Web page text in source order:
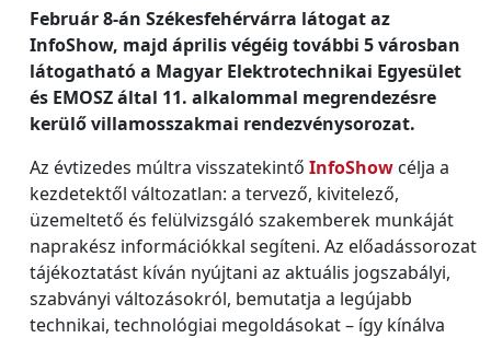
Február 8-án Székesfehérvárra látogat az
InfoShow, majd április végéig további 5 városban
látogatható a Magyar Elektrotechnikai Egyesület
és EMOSZ által 11. alkalommal megrendezésre
kerülő villamosszakmai rendezvénysorozat.
Az évtizedes múltra visszatekintő InfoShow célja a
kezdetektől változatlan: a tervező, kivitelező,
üzemeltető és felülvizsgáló szakemberek munkáját
naprakész információkkal segíteni. Az előadássorozat
tájékoztatást kíván nyújtani az aktuális jogszabályi,
szabványi változásokról, bemutatja a legújabb
technikai, technológiai megoldásokat – így kínálva